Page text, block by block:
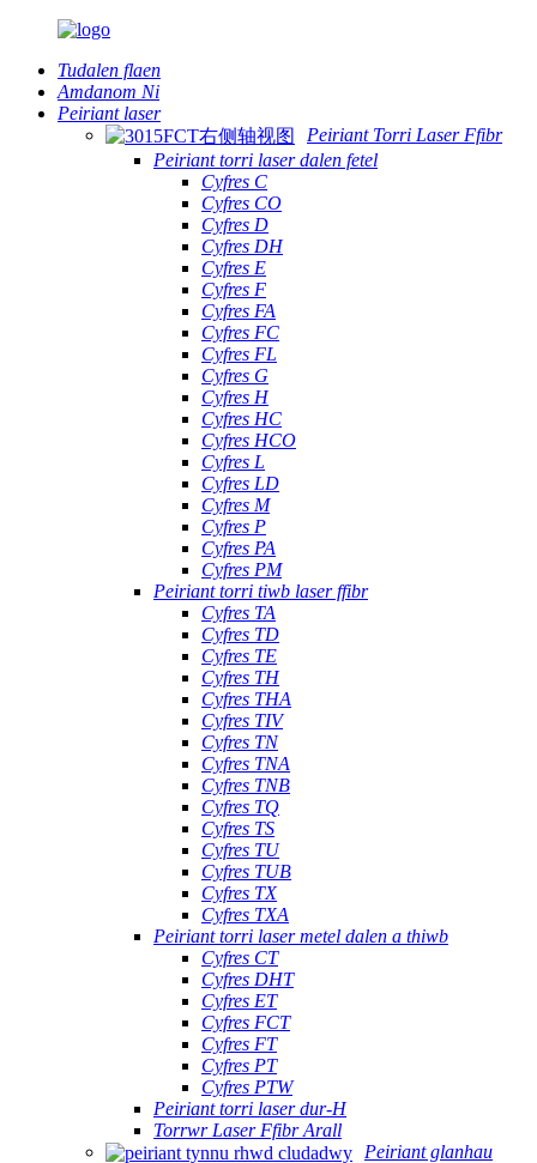
Tudalen flaen
Amdanom Ni
Peiriant laser
Peiriant Torri Laser Ffibr
Peiriant torri laser dalen fetel
Cyfres C
Cyfres CO
Cyfres D
Cyfres DH
Cyfres E
Cyfres F
Cyfres FA
Cyfres FC
Cyfres FL
Cyfres G
Cyfres H
Cyfres HC
Cyfres HCO
Cyfres L
Cyfres LD
Cyfres M
Cyfres P
Cyfres PA
Cyfres PM
Peiriant torri tiwb laser ffibr
Cyfres TA
Cyfres TD
Cyfres TE
Cyfres TH
Cyfres THA
Cyfres TIV
Cyfres TN
Cyfres TNA
Cyfres TNB
Cyfres TQ
Cyfres TS
Cyfres TU
Cyfres TUB
Cyfres TX
Cyfres TXA
Peiriant torri laser metel dalen a thiwb
Cyfres CT
Cyfres DHT
Cyfres ET
Cyfres FCT
Cyfres FT
Cyfres PT
Cyfres PTW
Peiriant torri laser dur-H
Torrwr Laser Ffibr Arall
Peiriant glanhau